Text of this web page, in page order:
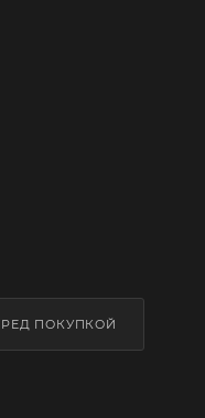
ПОКУПКОЙ